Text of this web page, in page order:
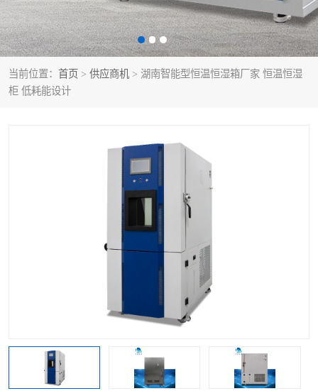
当前位置： 首页 > 供应商机 > 湖南智能型恒温恒湿箱厂家 恒温恒湿
柜 低耗能设计